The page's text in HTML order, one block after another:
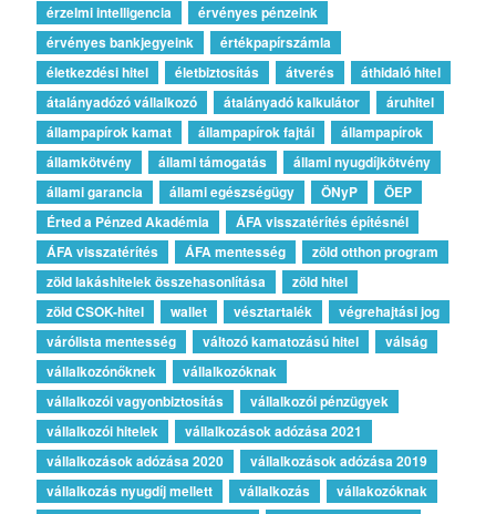
érzelmi intelligencia
érvényes pénzeink
érvényes bankjegyeink
értékpapírszámla
életkezdési hitel
életbiztosítás átverés
áthidaló hitel
átalányadózó vállalkozó
átalányadó kalkulátor
áruhitel
állampapírok kamat
állampapírok fajtái
állampapírok
államkötvény
állami támogatás
állami nyugdíjkötvény
állami garancia
állami egészségügy ÖNyP
ÖEP
Érted a Pénzed Akadémia
ÁFA visszatérítés építésnél
ÁFA visszatérítés
ÁFA mentesség
zöld otthon program
zöld lakáshitelek összehasonlítása
zöld hitel
zöld CSOK-hitel
wallet vésztartalék
végrehajtási jog
várólista mentesség
változó kamatozású hitel
válság
vállalkozónőknek
vállalkozóknak
vállalkozói vagyonbiztosítás
vállalkozói pénzügyek
vállalkozói hitelek
vállalkozások adózása 2021
vállalkozások adózása 2020
vállalkozások adózása 2019
vállalkozás nyugdíj mellett
vállalkozás
vállakozóknak